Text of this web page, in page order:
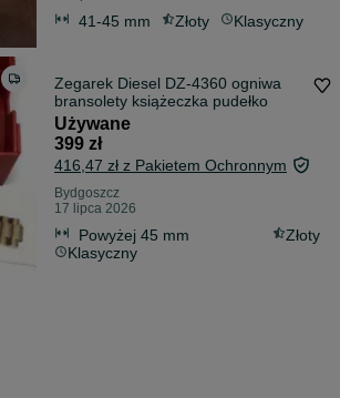
41-45 mm Złoty Klasyczny
Zegarek Diesel DZ-4360 ogniwa
bransolety książeczka pudełko
Używane
399 zł
416,47 zł z Pakietem Ochronnym
Bydgoszcz
17 lipca 2026
Powyżej 45 mm
Złoty
Klasyczny